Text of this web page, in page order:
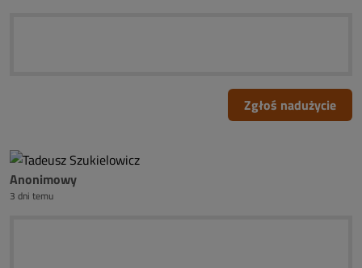
Zgłoś nadużycie
Anonimowy
3 dni temu